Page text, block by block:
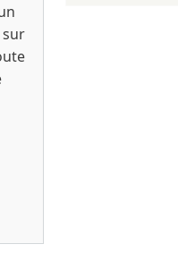
sur